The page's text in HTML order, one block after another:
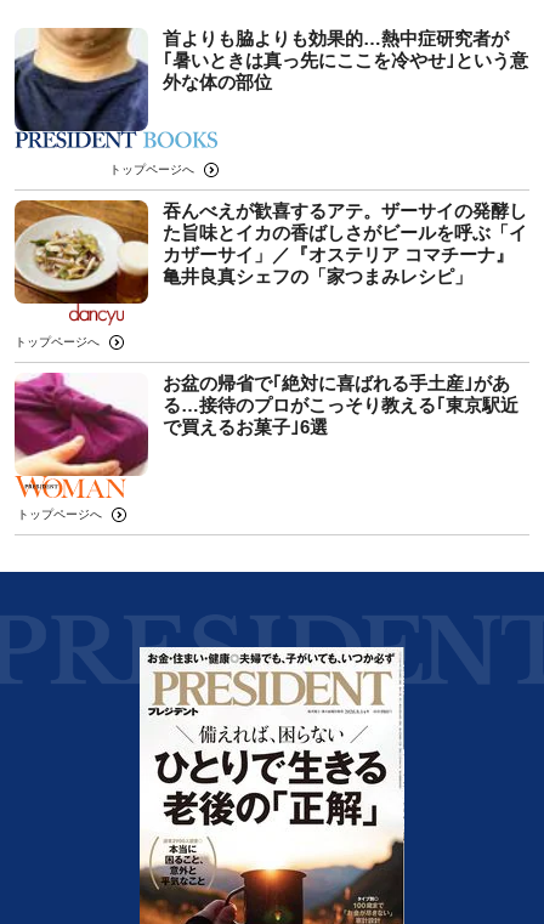
首よりも脇よりも効果的…熱中症研究者が
｢暑いときは真っ先にここを冷やせ｣という意
外な体の部位
トップページへ
吞んべえが歓喜するアテ。ザーサイの発酵し
た旨味とイカの香ばしさがビールを呼ぶ「イ
カザーサイ」／『オステリア コマチーナ』
⻲井良真シェフの「家つまみレシピ」
トップページへ
お盆の帰省で｢絶対に喜ばれる手土産｣があ
る…接待のプロがこっそり教える｢東京駅近
で買えるお菓子｣6選
トップページへ